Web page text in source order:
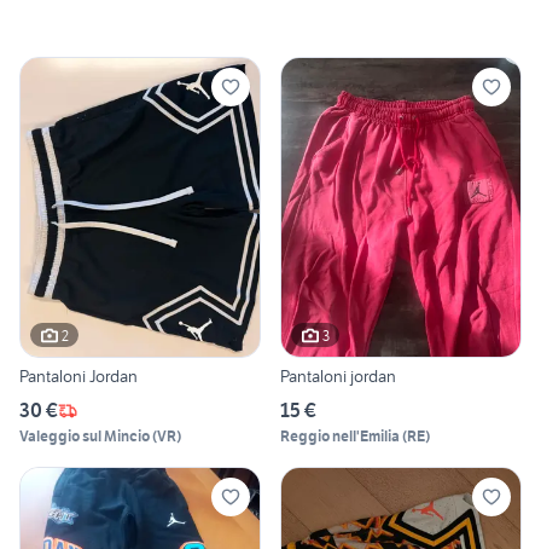
2
Pantaloni Jordan
30 €
Valeggio sul Mincio(VR)
3
Pantaloni jordan
15 €
Reggio nell'Emilia (RE)